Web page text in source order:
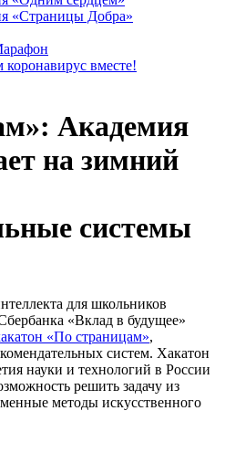
«Страницы Добра»
вместе!
Академия
на зимний
системы
для школьников
«Вклад в будущее»
«По страницам»,
систем. Хакатон
науки и технологий в России
решить задачу из
методы искусственного